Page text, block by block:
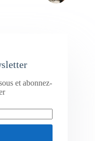
et abonnez-